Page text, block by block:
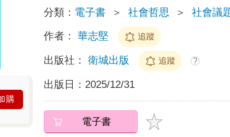
購
分類： 電子書 ＞ 社會哲思 ＞ 社會議
作者： 華志堅 追蹤
出版社： 衛城出版 追蹤 ?
出版日： 2025/12/31
電子書